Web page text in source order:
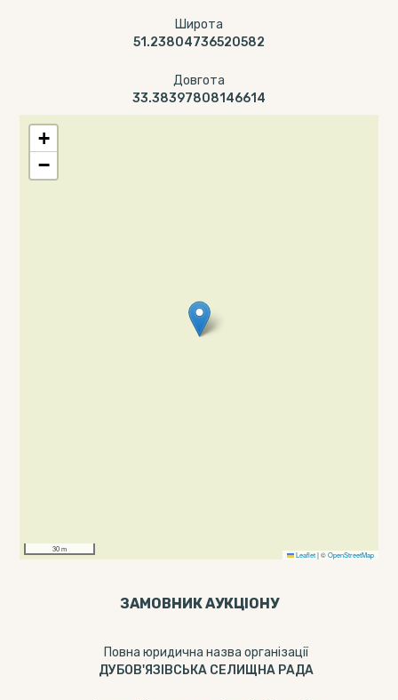
Широта
51.23804736520582
Довгота
33.38397808146614
+
−
30 m
Leaflet |©OpenStreetMap
ЗАМОВНИК АУКЦІОНУ
Повна юридична назва організації
ДУБОВ'ЯЗІВСЬКА СЕЛИЩНА РАДА